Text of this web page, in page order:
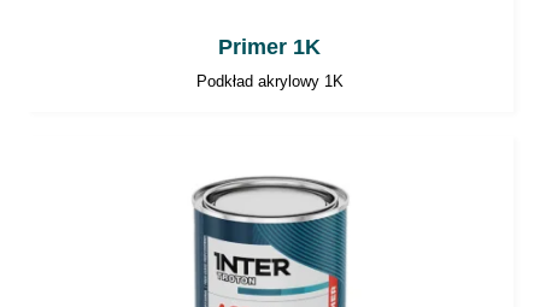
Primer 1K
Podkład akrylowy 1K